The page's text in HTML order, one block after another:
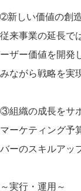
➁新しい価値の創
従来事業の延長で
ーザー価値を開発
みながら戦略を実
③組織の成長をサ
マーケティング予
バーのスキルアッ
～実行・運用～